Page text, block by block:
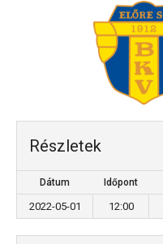
Részletek
Dátum Időpont
2022-05-01 12:00